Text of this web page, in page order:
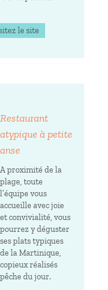
le site
Restaurant
atypique à petite
anse
A proximité de la
plage, toute
l’équipe vous
accueille avec joie
et convivialité, vous
pourrez y déguster
ses plats typiques
de la Martinique,
copieux réalisés
du jour.